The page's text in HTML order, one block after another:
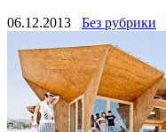
06.12.2013 Без рубрики